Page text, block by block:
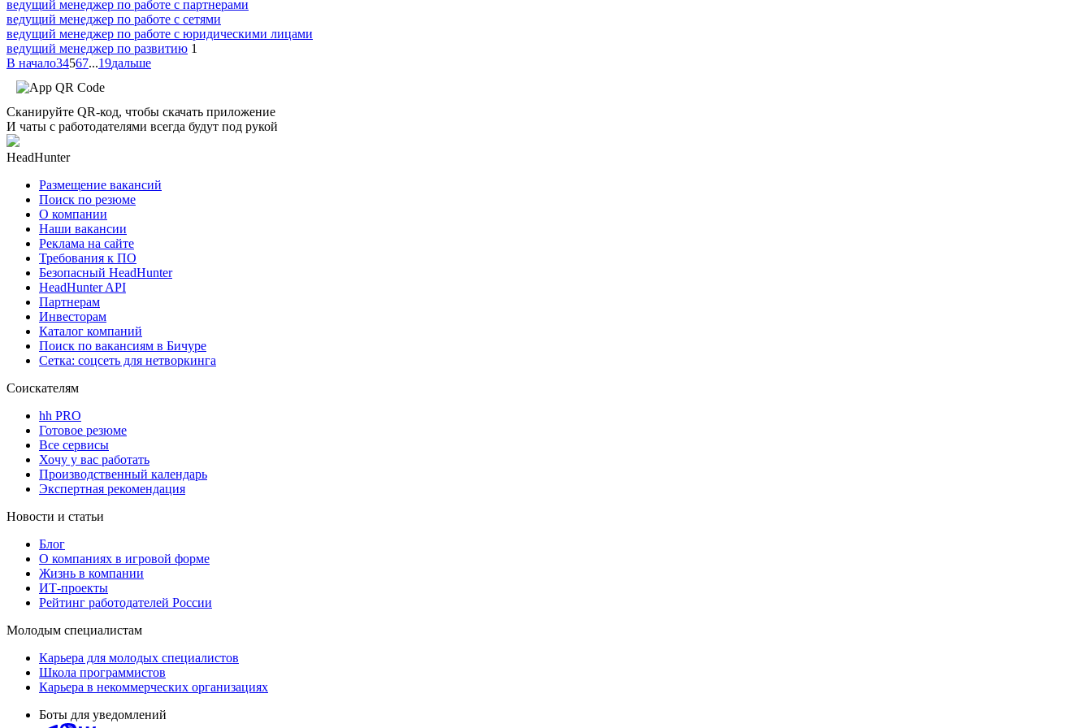
ведущий менеджер по работе с партнерами
ведущий менеджер по работе с сетями
ведущий менеджер по работе с юридическими лицами
ведущий менеджер по развитию 1
В начало34567...19дальше
Сканируйте QR-код, чтобы скачать приложение
И чаты с работодателями всегда будут под рукой
HeadHunter
Размещение вакансий
Поиск по резюме
О компании
Наши вакансии
Реклама на сайте
Требования к ПО
Безопасный HeadHunter
HeadHunter API
Партнерам
Инвесторам
Каталог компаний
Поиск по вакансиям в Бичуре
Сетка: соцсеть для нетворкинга
Соискателям
hh PRO
Готовое резюме
Все сервисы
Хочу у вас работать
Производственный календарь
Экспертная рекомендация
Новости и статьи
Блог
О компаниях в игровой форме
Жизнь в компании
ИТ-проекты
Рейтинг работодателей России
Молодым специалистам
Карьера для молодых специалистов
Школа программистов
Карьера в некоммерческих организациях
Боты для уведомлений